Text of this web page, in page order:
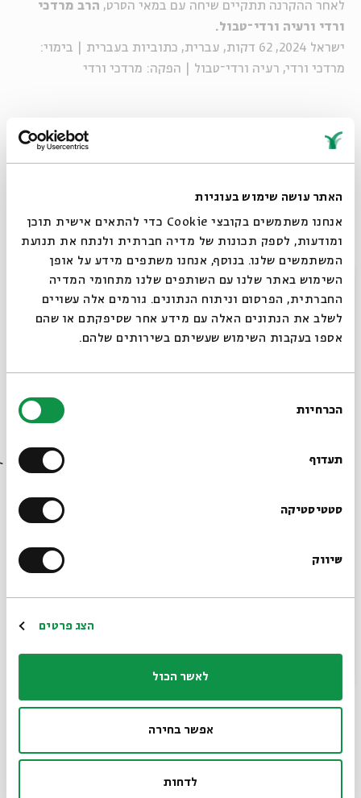
האתר עושה שימוש בעוגיות
אנחנו משתמשים בקובצי Cookie כדי להתאים אישית תוכן
ומודעות, לספק תכונות של מדיה חברתית ולנתח את תנועת
המשתמשים שלנו. בנוסף, אנחנו משתפים מידע על אופן
השימוש באתר שלנו עם השותפים שלנו מתחומי המדיה
החברתית, הפרסום וניתוח הנתונים. גורמים אלה עשויים
לשלב את הנתונים האלה עם מידע אחר שסיפקתם או שהם
אספו בעקבות השימוש שעשיתם בשירותים שלהם.
הסכמה
הכרחיות
תעדוף
סטטיסטיקה
שיווק
הצג פרטים
לאשר הכול
אפשר בחירה
לדחות
לאחר ההקרנה תתקיים שיחה עם במאי הסרט, הרב מרדכי
ורדי ורעיה ורדי־טבול.
ישראל 2024, 62 דקות, עברית, כתוביות בעברית | בימוי:
מרדכי ורדי, רעיה ורדי־טבול | הפקה: מרדכי ורדי
תגיות: קולנוע קולנוע ישראלי תשעה באב שיח קולנוע ט באב
עוד בבית אבי חי
סגור